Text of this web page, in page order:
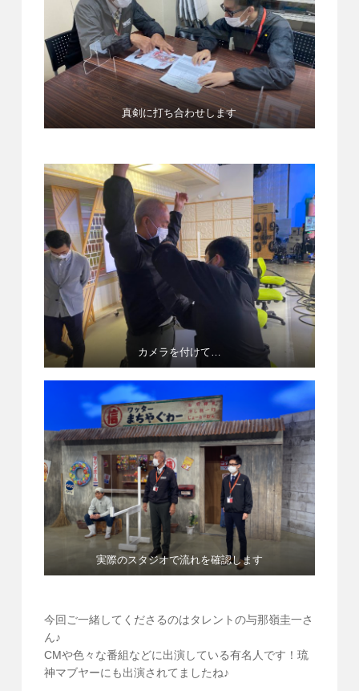
真剣に打ち合わせします
カメラを付けて…
実際のスタジオで流れを確認します
今回ご一緒してくださるのはタレントの与那嶺圭一さ
ん♪
CMや色々な番組などに出演している有名人です！琉
神マブヤーにも出演されてましたね♪